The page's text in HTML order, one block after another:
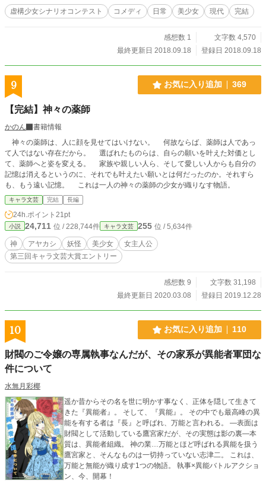
在した人間の少女人格データを融合させた 『仮想兵器』とともに立ち上がる！
■仮想兵器とは 『兵器のデータ』と『かつて実在した人間の少女のデータ』を融
に、人間であったときの記憶の大半を失っているが、 一部をおぼろげながら覚
えている。 そのため、サイボーグなどとは異なり、口調、振る舞い、性格に個
虚構少女シナリオコンテスト コメディ 日常 美少女 現代 完結
感想数 1
文字数 4,570
最終更新日 2018.09.18
登録日 2018.09.18
9 お気に入り追加 369
【完結】神々の薬師
かのん
書籍情報
神々の薬師は、人に顔を見せてはいけない。 何故ならば、薬師は人であっ
て人ではない存在だから。 選ばれたものらは、自らの願いを叶えた対価とし
て、薬師へと姿を変える。 家族や親しい人ら、そして愛しい人からも自分の
記憶は消えるというのに、それでも叶えたい願いとは何だったのか。それすら
も、もう遠い記憶。 これは一人の神々の薬師の少女が織りなす物語。
キャラ文芸 完結 長編
24h.ポイント 21pt
小説 24,711 位 / 228,744件 キャラ文芸 255 位 / 5,634件
神 アヤカシ 妖怪 美少女
女主人公
第三回キャラ文芸大賞エントリー
感想数 9
文字数 31,198
最終更新日 2020.03.08
登録日 2019.12.28
10 お気に入り追加 110
財閥のご令嬢の専属執事なんだが、その家系が異能者軍団な
件について
水無月彩椰
遥か昔からその名を世に明かす事なく、正体を隠して生きて
きた『異能者』。 そして、『異能』。 その中でも最高峰の異
能を有する者は『長』と呼ばれ、万能と言われる。 ―表面は
財閥として活動している鷹宮家だが、その実態は影の裏―本
質は、異能者組織。 神の業…万能とほど呼ばれる異能を扱う
鷹宮家と、そんなものは一切持っていない志津二。 これは、
万能と無能が織り成す1つの物語。 執事×異能バトルアクショ
ン、今、開幕！